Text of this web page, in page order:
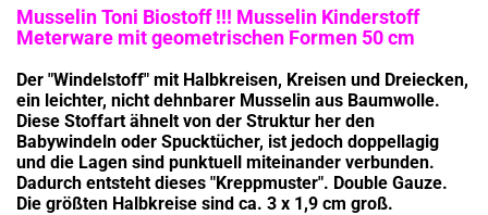
Musselin Toni Biostoff !!! Musselin Kinderstoff
Meterware mit geometrischen Formen 50 cm
Der "Windelstoff" mit Halbkreisen, Kreisen und Dreiecken,
ein leichter, nicht dehnbarer Musselin aus Baumwolle.
Diese Stoffart ähnelt von der Struktur her den
Babywindeln oder Spucktücher, ist jedoch doppellagig
und die Lagen sind punktuell miteinander verbunden.
Dadurch entsteht dieses "Kreppmuster". Double Gauze.
Die größten Halbkreise sind ca. 3 x 1,9 cm groß.